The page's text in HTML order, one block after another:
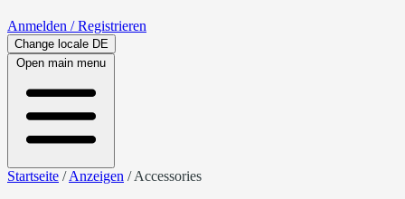
Anmelden / Registrieren
Change locale DE
Open main menu
Startseite /Anzeigen /Accessories